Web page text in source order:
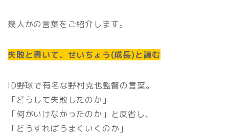
幾人かの言葉をご紹介します。
失敗と書いて、せいちょう(成長)と読む
ID野球で有名な野村克也監督の言葉。
「どうして失敗したのか」
「何がいけなかったのか」と反省し、
「どうすればうまくいくのか」